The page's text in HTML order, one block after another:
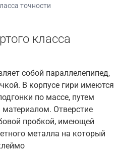
точности
класса
собой параллелепипед,
В корпусе гири имеются
по массе, путем
Отверстие
пробкой, имеющей
металла на который